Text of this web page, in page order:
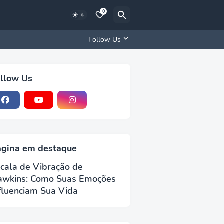
0
Follow Us
Us
em destaque
de Vibração de
Como Suas Emoções
Sua Vida